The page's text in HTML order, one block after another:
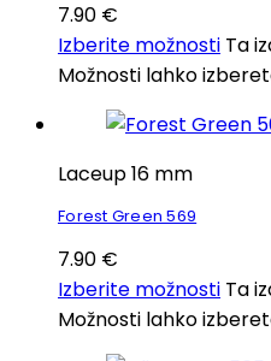
7.90 €
Izberite možnosti Ta
Možnosti lahko
Laceup 16 mm
Forest Green 569
7.90 €
Izberite možnosti Ta
Možnosti lahko